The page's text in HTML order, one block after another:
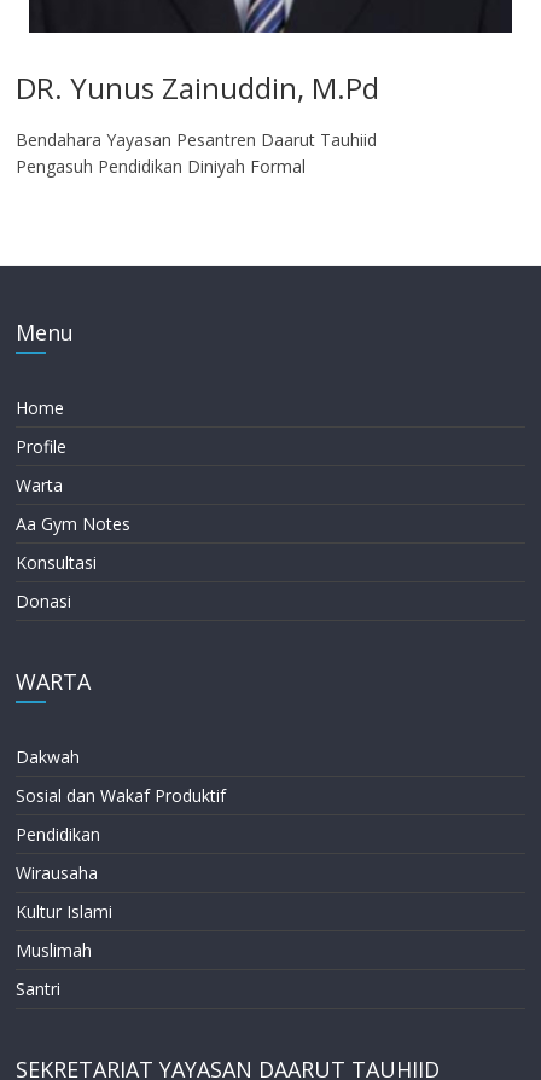
DR. Yunus Zainuddin, M.Pd
Bendahara Yayasan Pesantren Daarut Tauhiid
Pengasuh Pendidikan Diniyah Formal
Menu
Home
Profile
Warta
Aa Gym Notes
Konsultasi
Donasi
WARTA
Dakwah
Sosial dan Wakaf Produktif
Pendidikan
Wirausaha
Kultur Islami
Muslimah
Santri
SEKRETARIAT YAYASAN DAARUT TAUHIID